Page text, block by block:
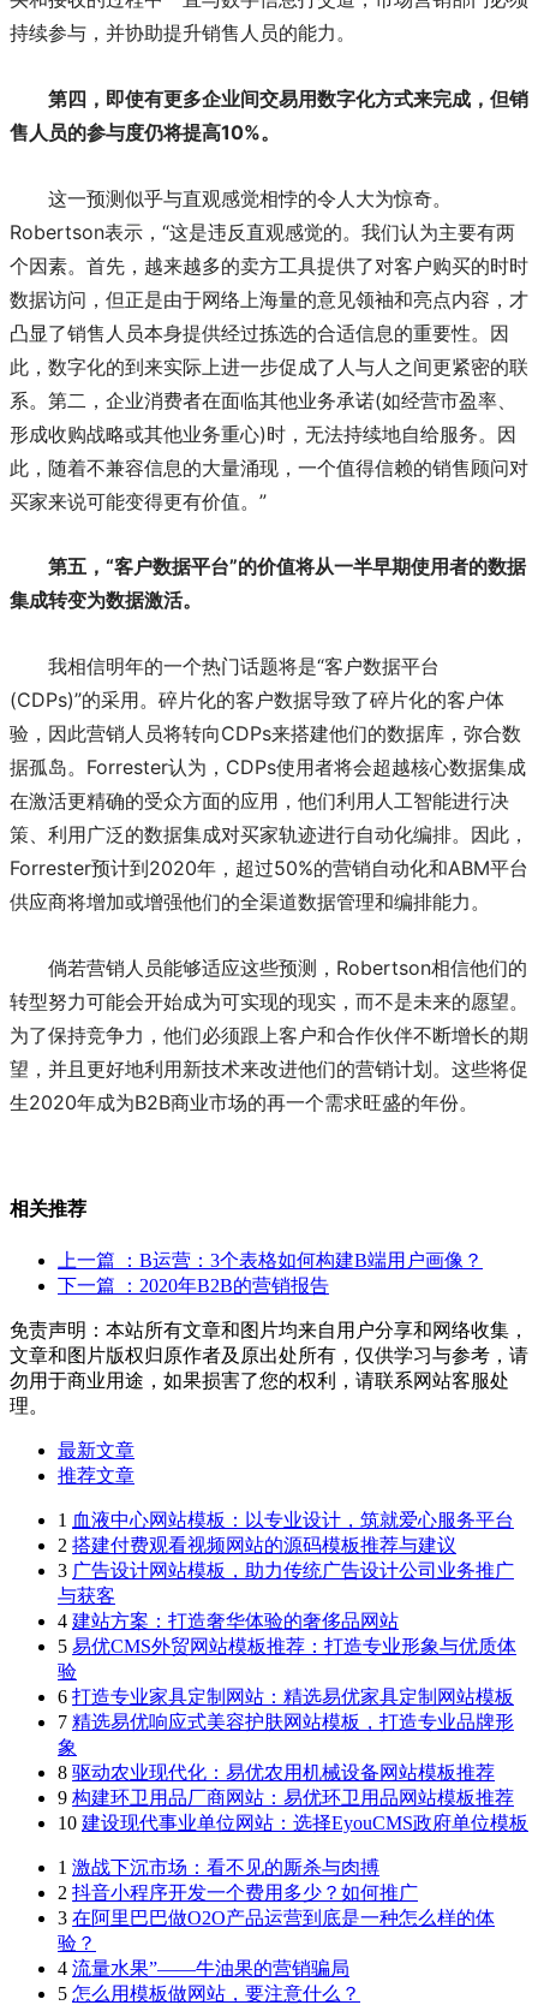
持续参与，并协助提升销售人员的能力。
第四，即使有更多企业间交易用数字化方式来完成，但销
售人员的参与度仍将提高10%。
这一预测似乎与直观感觉相悖的令人大为惊奇。
Robertson表示，“这是违反直观感觉的。我们认为主要有两
个因素。首先，越来越多的卖方工具提供了对客户购买的时时
数据访问，但正是由于网络上海量的意见领袖和亮点内容，才
凸显了销售人员本身提供经过拣选的合适信息的重要性。因
此，数字化的到来实际上进一步促成了人与人之间更紧密的联
系。第二，企业消费者在面临其他业务承诺(如经营市盈率、
形成收购战略或其他业务重心)时，无法持续地自给服务。因
此，随着不兼容信息的大量涌现，一个值得信赖的销售顾问对
买家来说可能变得更有价值。”
第五，“客户数据平台”的价值将从一半早期使用者的数据
集成转变为数据激活。
我相信明年的一个热门话题将是“客户数据平台
(CDPs)”的采用。碎片化的客户数据导致了碎片化的客户体
验，因此营销人员将转向CDPs来搭建他们的数据库，弥合数
据孤岛。Forrester认为，CDPs使用者将会超越核心数据集成
在激活更精确的受众方面的应用，他们利用人工智能进行决
策、利用广泛的数据集成对买家轨迹进行自动化编排。因此，
Forrester预计到2020年，超过50%的营销自动化和ABM平台
供应商将增加或增强他们的全渠道数据管理和编排能力。
倘若营销人员能够适应这些预测，Robertson相信他们的
转型努力可能会开始成为可实现的现实，而不是未来的愿望。
为了保持竞争力，他们必须跟上客户和合作伙伴不断增长的期
望，并且更好地利用新技术来改进他们的营销计划。这些将促
生2020年成为B2B商业市场的再一个需求旺盛的年份。
相关推荐
上一篇
：B运营：3个表格如何构建B端用户画像？
下一篇
：2020年B2B的营销报告
免责声明：本站所有文章和图片均来自用户分享和网络收集，
文章和图片版权归原作者及原出处所有，仅供学习与参考，请
勿用于商业用途，如果损害了您的权利，请联系网站客服处
理。
最新文章
推荐文章
1 血液中心网站模板：以专业设计，筑就爱心服务平台
2 搭建付费观看视频网站的源码模板推荐与建议
3 广告设计网站模板，助力传统广告设计公司业务推广
与获客
4 建站方案：打造奢华体验的奢侈品网站
5 易优CMS外贸网站模板推荐：打造专业形象与优质体
验
6 打造专业家具定制网站：精选易优家具定制网站模板
7 精选易优响应式美容护肤网站模板，打造专业品牌形
象
8 驱动农业现代化：易优农用机械设备网站模板推荐
9 构建环卫用品厂商网站：易优环卫用品网站模板推荐
10 建设现代事业单位网站：选择EyouCMS政府单位模板
1 激战下沉市场：看不见的厮杀与肉搏
2 抖音小程序开发一个费用多少？如何推广
3 在阿里巴巴做O2O产品运营到底是一种怎么样的体
验？
4 流量水果”——牛油果的营销骗局
5 怎么用模板做网站，要注意什么？